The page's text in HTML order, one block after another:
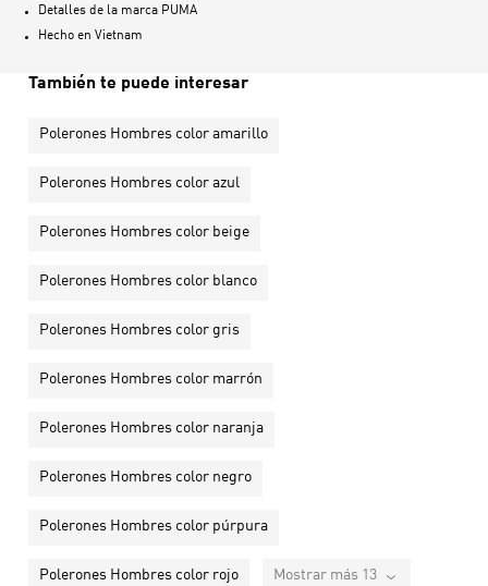
Detalles de la marca PUMA
Hecho en Vietnam
También te puede interesar
Polerones Hombres color amarillo
Polerones Hombres color azul
Polerones Hombres color beige
Polerones Hombres color blanco
Polerones Hombres color gris
Polerones Hombres color marrón
Polerones Hombres color naranja
Polerones Hombres color negro
Polerones Hombres color púrpura
Polerones Hombres color rojo Mostrar más 13